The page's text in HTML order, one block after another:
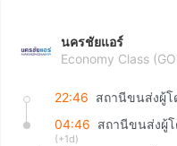
นครชัยแอร์
Economy Class
22:46
04:46 สถานีขนส่งผู้
(+1d)